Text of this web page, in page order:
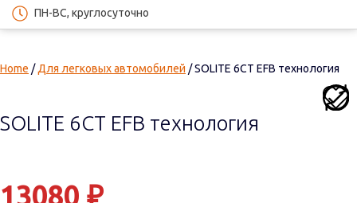
ПН-ВС, круглосуточно
Home /Для легковых автомобилей / SOLITE 6СТ EFB технология
SOLITE 6СТ EFB технология
13080 ₽